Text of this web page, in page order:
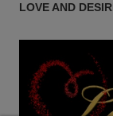
LOVE AND